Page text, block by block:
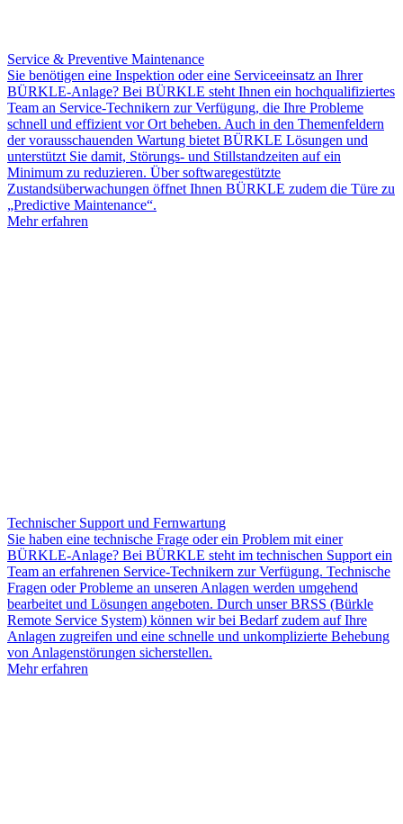
Service & Preventive Maintenance
Sie benötigen eine Inspektion oder eine Serviceeinsatz an Ihrer
BÜRKLE-Anlage? Bei BÜRKLE steht Ihnen ein hochqualifiziertes
Team an Service-Technikern zur Verfügung, die Ihre Probleme
schnell und effizient vor Ort beheben. Auch in den Themenfeldern
der vorausschauenden Wartung bietet BÜRKLE Lösungen und
unterstützt Sie damit, Störungs- und Stillstandzeiten auf ein
Minimum zu reduzieren. Über softwaregestützte
Zustandsüberwachungen öffnet Ihnen BÜRKLE zudem die Türe zu
„Predictive Maintenance“.
Mehr erfahren
Technischer Support und Fernwartung
Sie haben eine technische Frage oder ein Problem mit einer
BÜRKLE-Anlage? Bei BÜRKLE steht im technischen Support ein
Team an erfahrenen Service-Technikern zur Verfügung. Technische
Fragen oder Probleme an unseren Anlagen werden umgehend
bearbeitet und Lösungen angeboten. Durch unser BRSS (Bürkle
Remote Service System) können wir bei Bedarf zudem auf Ihre
Anlagen zugreifen und eine schnelle und unkomplizierte Behebung
von Anlagenstörungen sicherstellen.
Mehr erfahren